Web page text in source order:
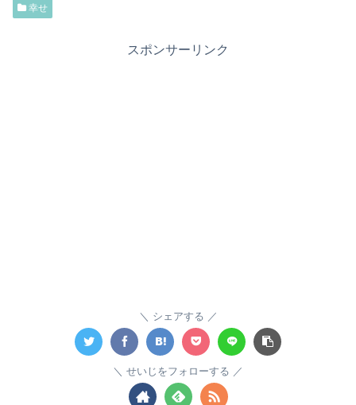
幸せ
スポンサーリンク
シェアする
せいじをフォローする